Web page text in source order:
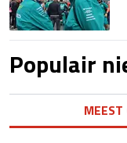
Populair
MEEST